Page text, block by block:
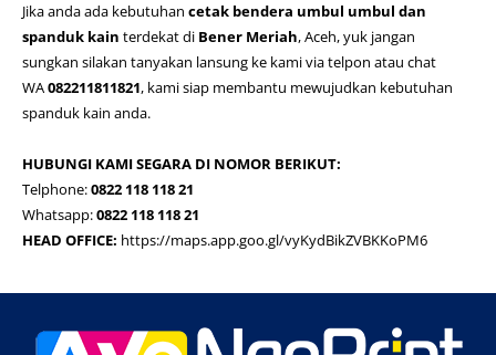
Jika anda ada kebutuhan cetak bendera umbul umbul dan
spanduk kain terdekat di Bener Meriah, Aceh, yuk jangan
sungkan silakan tanyakan lansung ke kami via telpon atau chat
WA082211811821, kami siap membantu mewujudkan kebutuhan
spanduk kain anda.
HUBUNGI KAMI SEGARA DI NOMOR BERIKUT:
Telphone:0822 118 118 21
Whatsapp:0822 118 118 21
HEAD OFFICE: https://maps.app.goo.gl/vyKydBikZVBKKoPM6